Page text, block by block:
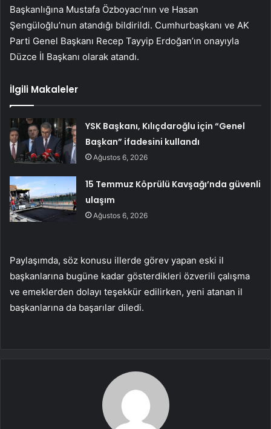
Başkanlığına Mustafa Özboyacı’nın ve Hasan
Şengüloğlu’nun atandığı bildirildi. Cumhurbaşkanı ve AK
Parti Genel Başkanı Recep Tayyip Erdoğan’ın onayıyla
Düzce İl Başkanı olarak atandı.
İlgili Makaleler
YSK Başkanı, Kılıçdaroğlu için “Genel
Başkan” ifadesini kullandı
Ağustos 6, 2026
15 Temmuz Köprülü Kavşağı’nda güvenli
ulaşım
Ağustos 6, 2026
Paylaşımda, söz konusu illerde görev yapan eski il
başkanlarına bugüne kadar gösterdikleri özverili çalışma
ve emeklerden dolayı teşekkür edilirken, yeni atanan il
başkanlarına da başarılar diledi.